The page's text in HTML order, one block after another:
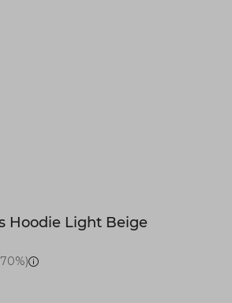
Hoodie Light Beige